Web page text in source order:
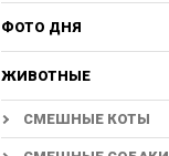
ФОТО ДНЯ
ЖИВОТНЫЕ
СМЕШНЫЕ КОТЫ